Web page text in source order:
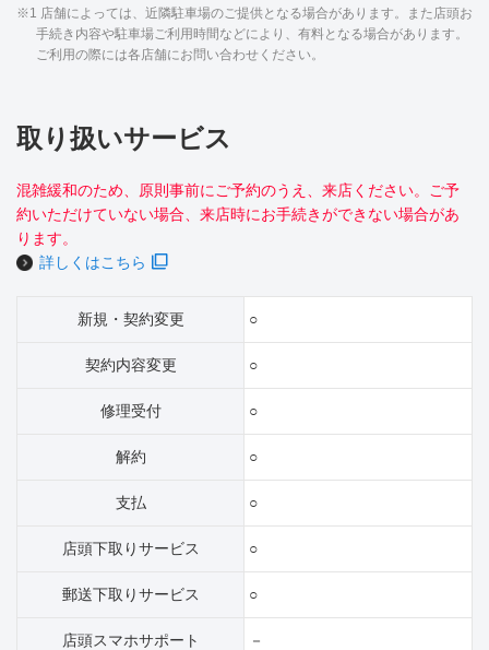
※1 店舗によっては、近隣駐車場のご提供となる場合があります。また店頭お
手続き内容や駐車場ご利用時間などにより、有料となる場合があります。
ご利用の際には各店舗にお問い合わせください。
取り扱いサービス
混雑緩和のため、原則事前にご予約のうえ、来店ください。ご予
約いただけていない場合、来店時にお手続きができない場合があ
ります。
詳しくはこちら
新規・契約変更 ○
契約内容変更 ○
修理受付 ○
解約 ○
支払 ○
店頭下取りサービス ○
郵送下取りサービス ○
店頭スマホサポート －